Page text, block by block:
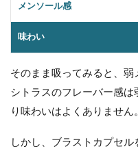
メンソール感
味わい
そのまま吸ってみると、弱
シトラスのフレーバー感は
り味わいはよくありません
しかし、ブラストカプセル